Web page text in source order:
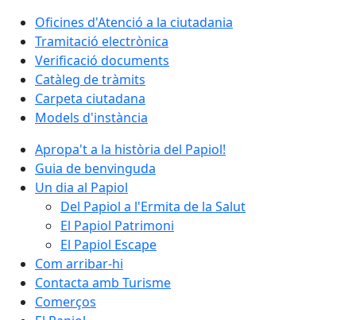
Oficines d'Atenció a la ciutadania
Tramitació electrònica
Verificació documents
Catàleg de tràmits
Carpeta ciutadana
Models d'instància
Apropa't a la història del Papiol!
Guia de benvinguda
Un dia al Papiol
Del Papiol a l'Ermita de la Salut
El Papiol Patrimoni
El Papiol Escape
Com arribar-hi
Contacta amb Turisme
Comerços